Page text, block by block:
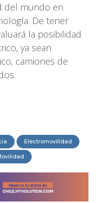
del mundo en
De tener
la posibilidad
ya sean
camiones de
Electromovilidad